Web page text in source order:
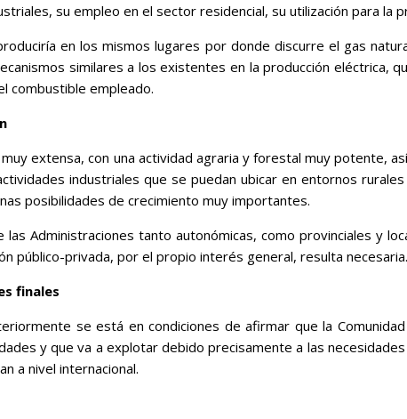
su empleo en el sector residencial, su utilización para la
en los mismos lugares por donde discurre el gas
similares a los existentes en la producción
combustible empleado.
extensa, con una actividad agraria y forestal muy potente,
industriales que se puedan ubicar en entornos
posibilidades de crecimiento muy importantes.
Administraciones tanto autonómicas, como provinciales y
público-privada, por el propio interés general, resulta necesaria.
finales
se está en condiciones de afirmar que la
y que va a explotar debido precisamente a las
a nivel internacional.